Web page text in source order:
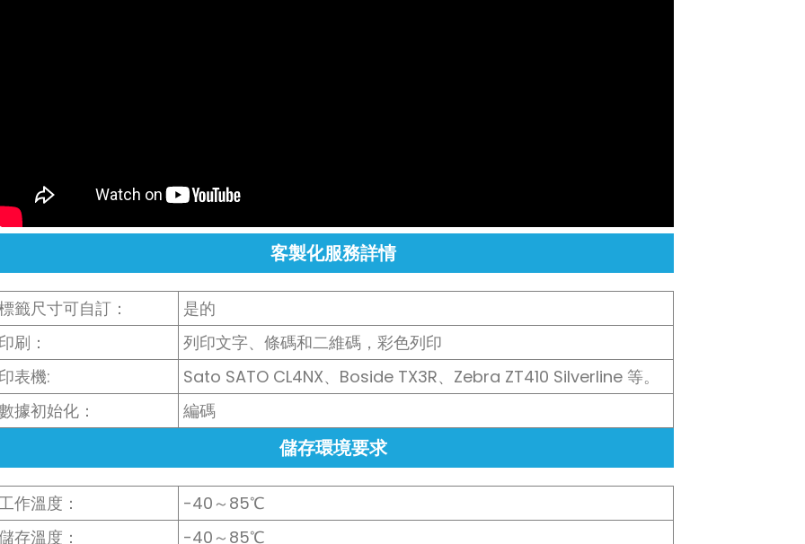
客製化服務詳情
籤尺寸可自訂：
是的
印刷：
列印文字、條碼和二維碼，彩色列印
印表機:
Sato SATO CL4NX、Boside TX3R、Zebra ZT410 Silverline 等。
據初始化：
編碼
儲存環境要求
作溫度：
-40～85℃
存溫度：
-40～85℃